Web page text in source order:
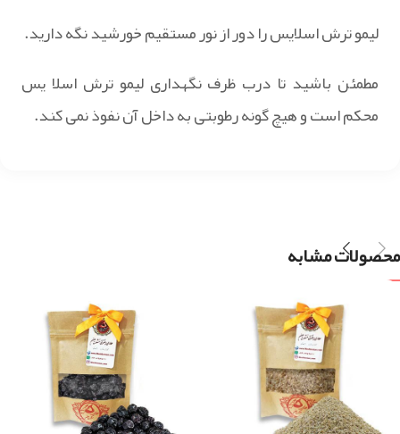
لیمو ترش اسلایس را دور از نور مستقیم خورشید نگه دارید.
مطمئن باشید تا درب ظرف نگهداری لیمو ترش اسلا یس
محکم است و هیچ گونه رطوبتی به داخل آن نفوذ نمی کند.
محصولات مشابه